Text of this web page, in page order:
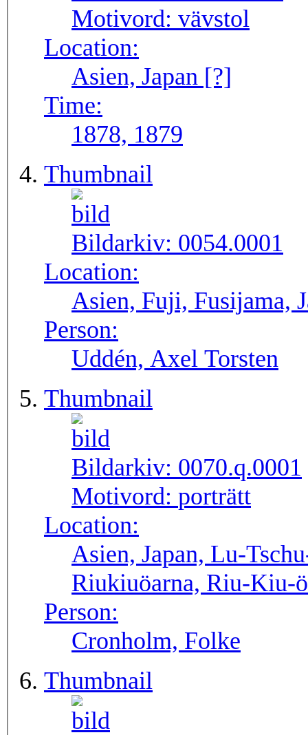
Motivord: vävstol
Location:
Asien, Japan [?]
Time:
1878, 1879
Thumbnail
Bildarkiv: 0054.0001
Location:
Asien, Fuji, Fusijama,
Person:
Uddén, Axel Torsten
Thumbnail
Bildarkiv: 0070.q.0001
Motivord: porträtt
Location:
Asien, Japan, Lu-
Riukiuöarna, Riu-Kiu-
Person:
Cronholm, Folke
Thumbnail